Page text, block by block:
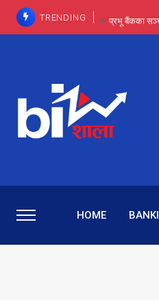
TRENDING प्रभू बैंकका
प्रभू बैंकमा
प्रभु
HOME